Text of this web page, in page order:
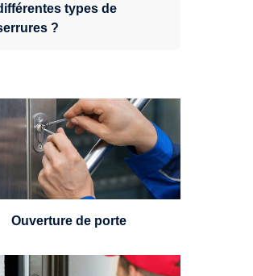
types de
?
avez perdu vos clés ou la
s'est refermée derrière vous
serrurier est disponible
24h/7.
Ouverture de porte
serrurier sera en mesure de